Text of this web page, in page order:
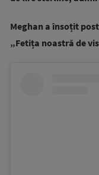
Meghan a însoțit
„Fetița noastră de